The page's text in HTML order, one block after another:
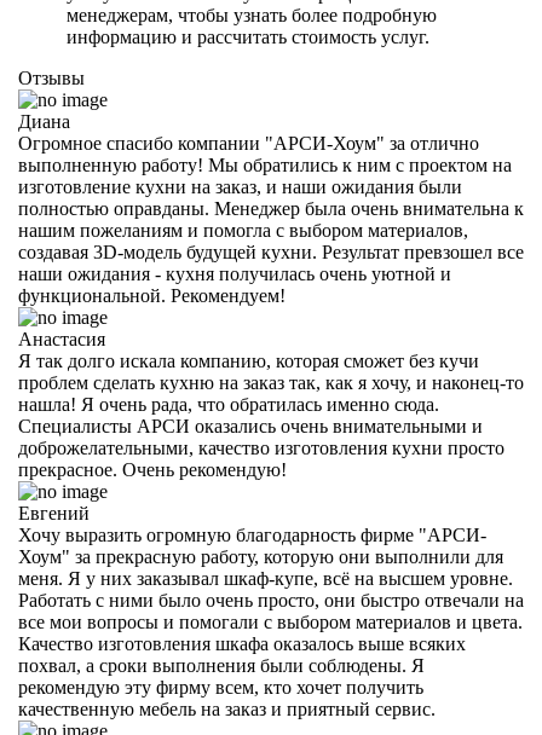
менеджерам, чтобы узнать более подробную
информацию и рассчитать стоимость услуг.
Отзывы
Диана
Огромное спасибо компании "АРСИ-Хоум" за отлично
выполненную работу! Мы обратились к ним с проектом на
изготовление кухни на заказ, и наши ожидания были
полностью оправданы. Менеджер была очень внимательна к
нашим пожеланиям и помогла с выбором материалов,
создавая 3D-модель будущей кухни. Результат превзошел все
наши ожидания - кухня получилась очень уютной и
функциональной. Рекомендуем!
Анастасия
Я так долго искала компанию, которая сможет без кучи
проблем сделать кухню на заказ так, как я хочу, и наконец-то
нашла! Я очень рада, что обратилась именно сюда.
Специалисты АРСИ оказались очень внимательными и
доброжелательными, качество изготовления кухни просто
прекрасное. Очень рекомендую!
Евгений
Хочу выразить огромную благодарность фирме "АРСИ-
Хоум" за прекрасную работу, которую они выполнили для
меня. Я у них заказывал шкаф-купе, всё на высшем уровне.
Работать с ними было очень просто, они быстро отвечали на
все мои вопросы и помогали с выбором материалов и цвета.
Качество изготовления шкафа оказалось выше всяких
похвал, а сроки выполнения были соблюдены. Я
рекомендую эту фирму всем, кто хочет получить
качественную мебель на заказ и приятный сервис.